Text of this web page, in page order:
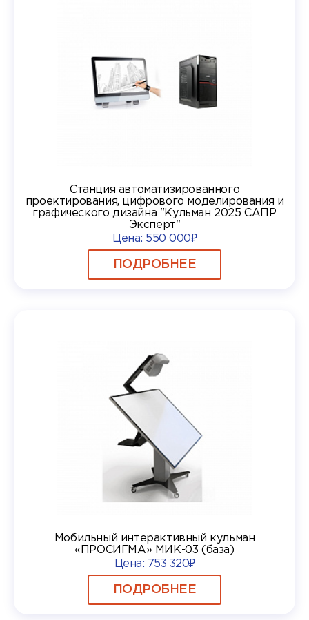
Станция автоматизированного
проектирования, цифрового моделирования и
графического дизайна "Кульман 2025 САПР
Эксперт"
Цена: 550 000₽
ПОДРОБНЕЕ
Мобильный интерактивный кульман
«ПРОСИГМА» МИК-03 (база)
Цена: 753 320₽
ПОДРОБНЕЕ